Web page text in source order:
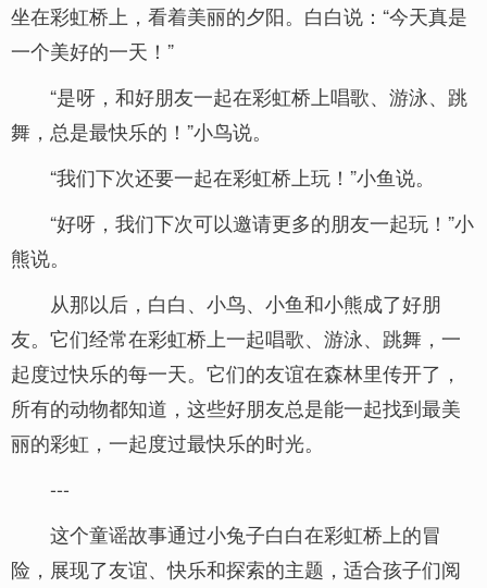
坐在彩虹桥上，看着美丽的夕阳。白白说：“今天真是
一个美好的一天！”
“是呀，和好朋友一起在彩虹桥上唱歌、游泳、跳
舞，总是最快乐的！”小鸟说。
“我们下次还要一起在彩虹桥上玩！”小鱼说。
“好呀，我们下次可以邀请更多的朋友一起玩！”小
熊说。
从那以后，白白、小鸟、小鱼和小熊成了好朋
友。它们经常在彩虹桥上一起唱歌、游泳、跳舞，一
起度过快乐的每一天。它们的友谊在森林里传开了，
所有的动物都知道，这些好朋友总是能一起找到最美
丽的彩虹，一起度过最快乐的时光。
---
这个童谣故事通过小兔子白白在彩虹桥上的冒
险，展现了友谊、快乐和探索的主题，适合孩子们阅